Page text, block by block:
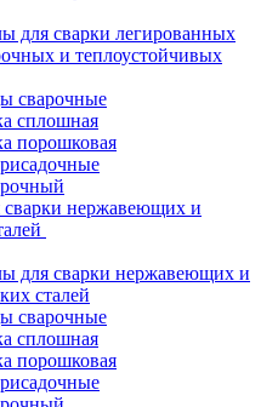
для сварки легированных
и теплоустойчивых
сварочные
сплошная
порошковая
нержавеющих и
для сварки нержавеющих и
сталей
сварочные
сплошная
порошковая